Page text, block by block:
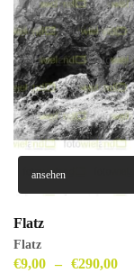
ansehen
Flatz
Flatz
€9,00 – €290,00